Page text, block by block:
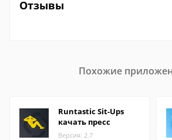
Отзывы
Похожие
Runtastic Sit-Ups
качать пресс
Версия: 2.7